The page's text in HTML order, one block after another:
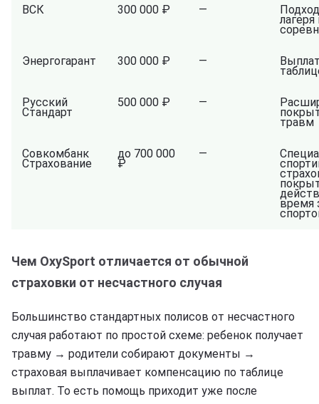
ВСК 300 000 ₽ —
лагеря
Энергогарант 300 000 ₽ —
Русский
Стандарт
500 000 ₽ —
травм
Совкомбанк
Страхование
до 700 000
₽
—
время
Чем OxySport отличается от обычной
страховки от несчастного случая
Большинство стандартных полисов от несчастного
случая работают по простой схеме: ребенок получает
травму → родители собирают документы →
страховая выплачивает компенсацию по таблице
выплат. То есть помощь приходит уже после